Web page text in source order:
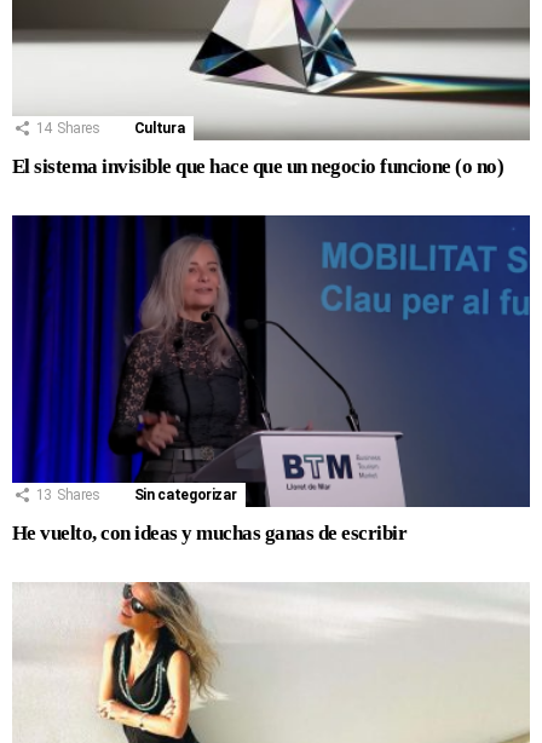
14 Shares Cultura
El sistema invisible que hace que un negocio funcione (o no)
13 Shares Sin categorizar
He vuelto, con ideas y muchas ganas de escribir